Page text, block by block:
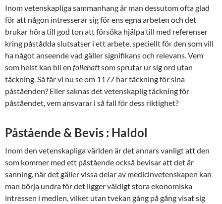
Inom vetenskapliga sammanhang är man dessutom ofta glad
för att någon intresserar sig för ens egna arbeten och det
brukar höra till god ton att försöka hjälpa till med referenser
kring påstådda slutsatser i ett arbete, speciellt för den som vill
ha något anseende vad gäller signifikans och relevans. Vem
som helst kan bli en foliehattsom sprutar ur sig ord utan
täckning. Så får vi nu se om 1177 har täckning för sina
påståenden? Eller saknas det vetenskaplig täckning för
påståendet, vem ansvarar i så fall för dess riktighet?
Påstående & Bevis : Haldol
Inom den vetenskapliga världen är det annars vanligt att den
som kommer med ett påstående också bevisar att det är
sanning, när det gäller vissa delar av medicinvetenskapen kan
man börja undra för det ligger väldigt stora ekonomiska
intressen i medlen, vilket utan tvekan gång på gång visat sig